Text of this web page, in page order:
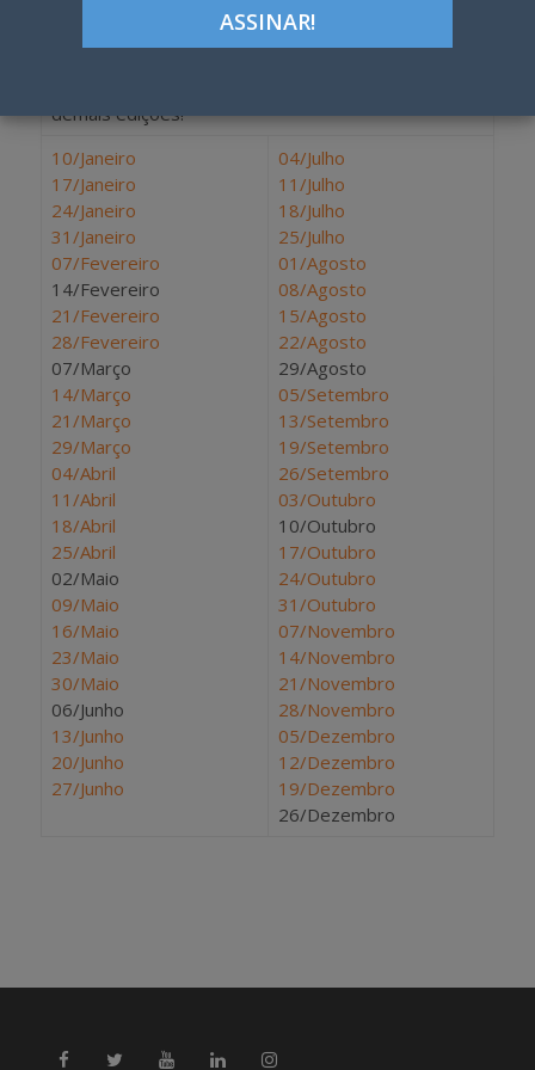
Estamos tentando recuperar os originais da Janela
demais edições!
10/Janeiro
17/Janeiro
24/Janeiro
31/Janeiro
07/Fevereiro
14/Fevereiro
21/Fevereiro
28/Fevereiro
07/Março
14/Março
21/Março
29/Março
04/Abril
11/Abril
18/Abril
25/Abril
02/Maio
09/Maio
16/Maio
23/Maio
30/Maio
06/Junho
13/Junho
20/Junho
27/Junho
04/Julho
11/Julho
18/Julho
25/Julho
01/Agosto
08/Agosto
15/Agosto
22/Agosto
29/Agosto
05/Setembro
13/Setembro
19/Setembro
26/Setembro
03/Outubro
10/Outubro
17/Outubro
24/Outubro
31/Outubro
07/Novembro
14/Novembro
21/Novembro
28/Novembro
05/Dezembro
12/Dezembro
19/Dezembro
26/Dezembro